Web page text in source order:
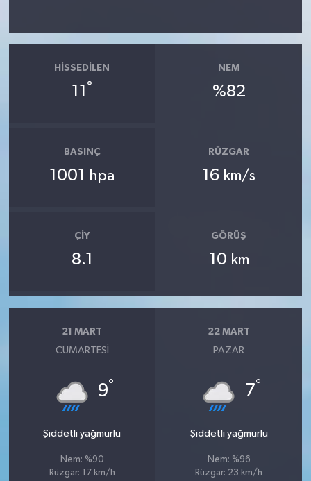
HISSEDILEN
11 °
NEM
%82
BASINÇ
1001 hpa
RÜZGAR
16 km/s
ÇIY
8.1
GÖRÜŞ
10 km
21 MART
CUMARTESI
9°
Şiddetli yağmurlu
Nem: %90
Rüzgar: 17 km/h
22 MART
PAZAR
7°
Şiddetli yağmurlu
Nem: %96
Rüzgar: 23 km/h